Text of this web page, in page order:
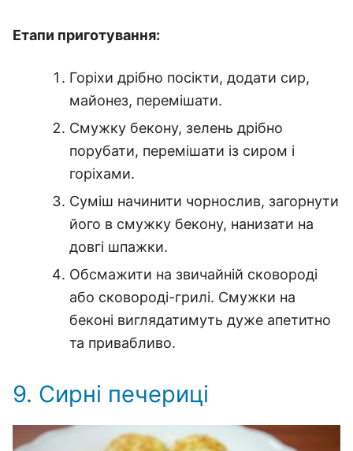
Етапи приготування:
Горіхи дрібно посікти, додати сир,
майонез, перемішати.
Смужку бекону, зелень дрібно
порубати, перемішати із сиром і
горіхами.
Суміш начинити чорнослив, загорнути
його в смужку бекону, нанизати на
довгі шпажки.
Обсмажити на звичайній сковороді
або сковороді-грилі. Смужки на
беконі виглядатимуть дуже апетитно
та привабливо.
9. Сирні печериці